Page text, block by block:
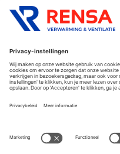
Cookies
Privacyverklaring
Disclaimer